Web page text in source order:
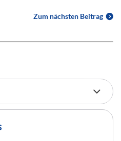
Zum nächsten Beitrag